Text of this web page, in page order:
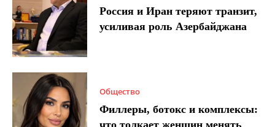
Россия и Иран теряют транзит,
усиливая роль Азербайджана
Общество
Филлеры, ботокс и комплексы:
что толкает женщин менять